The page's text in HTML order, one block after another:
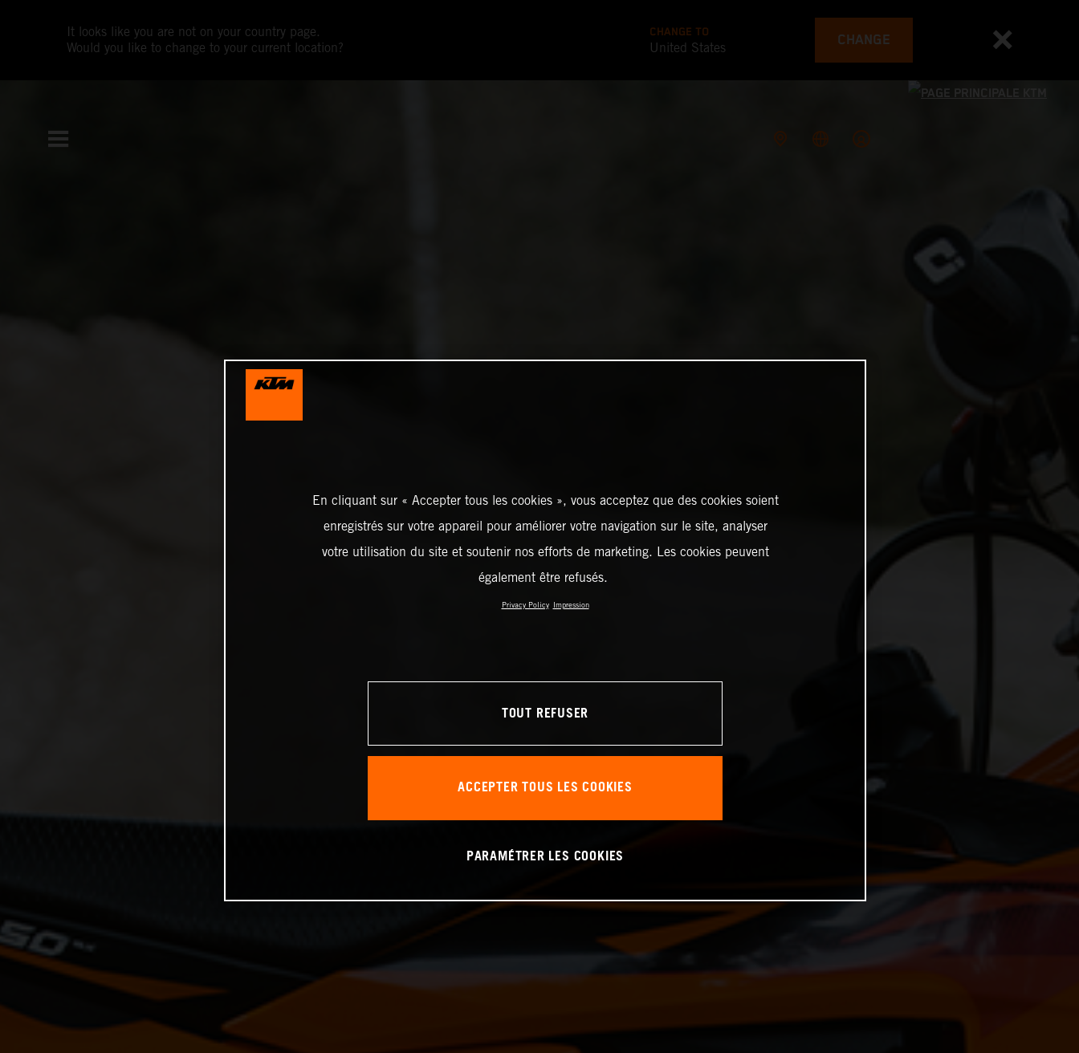
It looks like you are not on your country page.
Would you like to change to your current location?
CHANGE TO
United States CHANGE
En cliquant sur « Accepter tous les cookies », vous acceptez que des cookies soient
enregistrés sur votre appareil pour améliorer votre navigation sur le site, analyser
votre utilisation du site et soutenir nos efforts de marketing. Les cookies peuvent
également être refusés.
Privacy Policy Impression
TOUT REFUSER
ACCEPTER TOUS LES COOKIES
PARAMÉTRER LES COOKIES